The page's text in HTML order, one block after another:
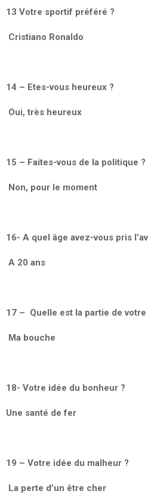
13 Votre sportif préféré ?
Cristiano Ronaldo
14 – Etes-vous heureux ?
Oui, très heureux
15 – Faites-vous de la politique ?
Non, pour le moment
16- A quel âge avez-vous pris
A 20 ans
17 – Quelle est la partie de
Ma bouche
18- Votre idée du bonheur ?
Une santé de fer
19 – Votre idée du malheur ?
La perte d’un être cher